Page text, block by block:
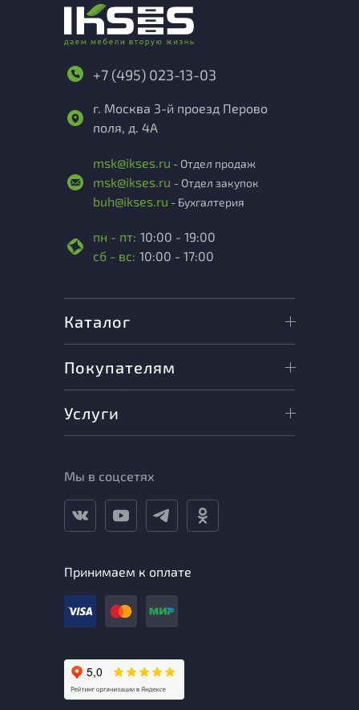
+7 (495) 023-13-03
г. Москва 3-й проезд Перово
поля, д. 4А
msk@ikses.ru - Отдел продаж
msk@ikses.ru - Отдел закупок
buh@ikses.ru - Бухгалтерия
пн - пт: 10:00 - 19:00
сб - вс: 10:00 - 17:00
Каталог
Покупателям
Услуги
Мы в соцсетях
Принимаем к оплате